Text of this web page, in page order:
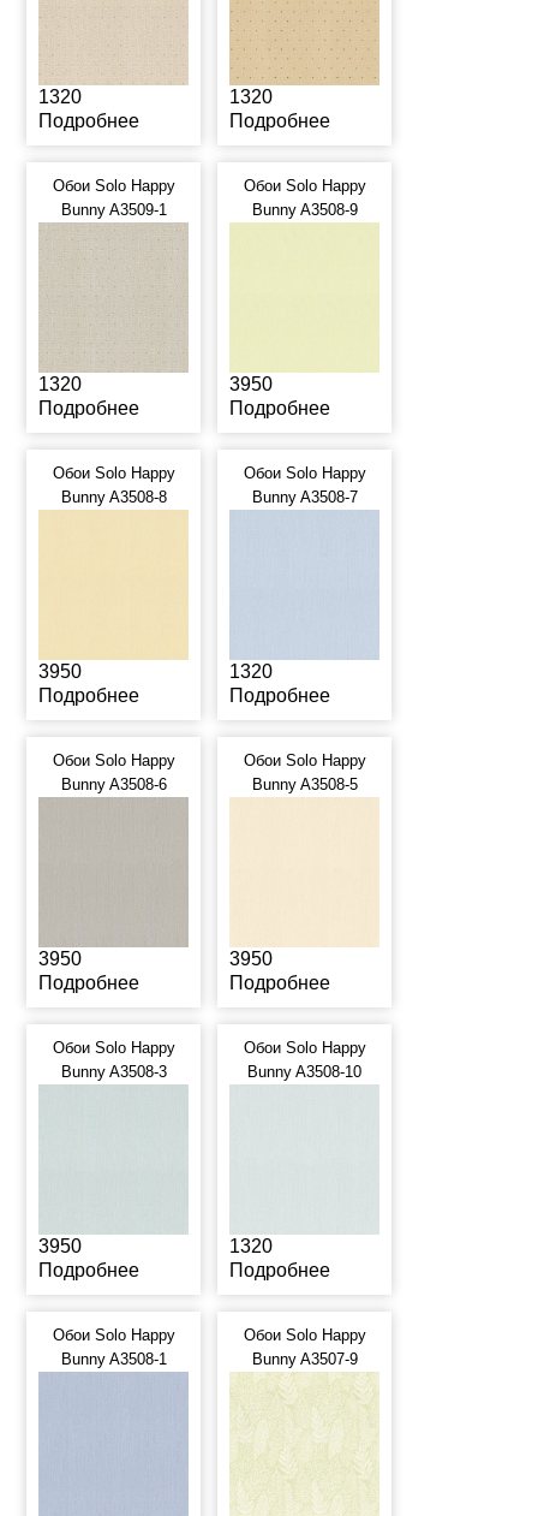
1320
Подробнее
1320
Подробнее
Обои Solo Happy
Bunny A3509-1
1320
Подробнее
Обои Solo Happy
Bunny A3508-9
3950
Подробнее
Обои Solo Happy
Bunny A3508-8
3950
Подробнее
Обои Solo Happy
Bunny A3508-7
1320
Подробнее
Обои Solo Happy
Bunny A3508-6
3950
Подробнее
Обои Solo Happy
Bunny A3508-5
3950
Подробнее
Обои Solo Happy
Bunny A3508-3
3950
Подробнее
Обои Solo Happy
Bunny A3508-10
1320
Подробнее
Обои Solo Happy
Bunny A3508-1
Обои Solo Happy
Bunny A3507-9